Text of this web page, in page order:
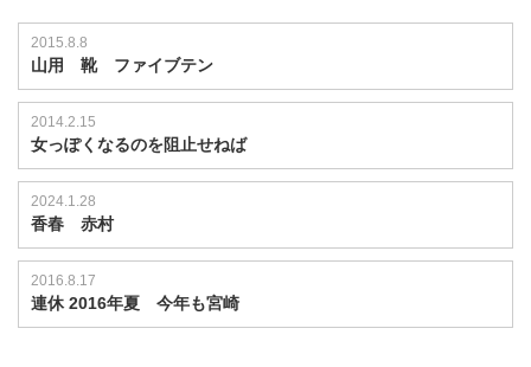
2015.8.8
山用 靴 ファイブテン
2014.2.15
女っぽくなるのを阻止せねば
2024.1.28
香春 赤村
2016.8.17
連休 2016年夏 今年も宮崎